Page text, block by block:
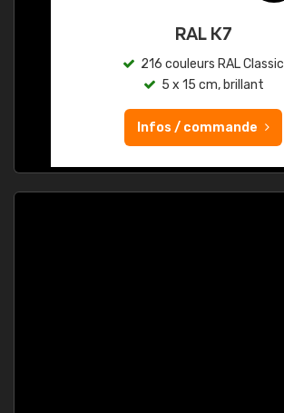
RAL K7
216 couleurs RAL Classic
5 x 15 cm, brillant
Infos / commande